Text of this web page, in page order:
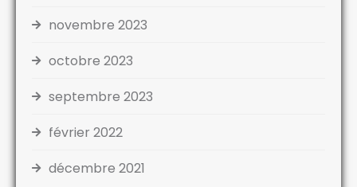
novembre 2023
octobre 2023
septembre 2023
février 2022
décembre 2021